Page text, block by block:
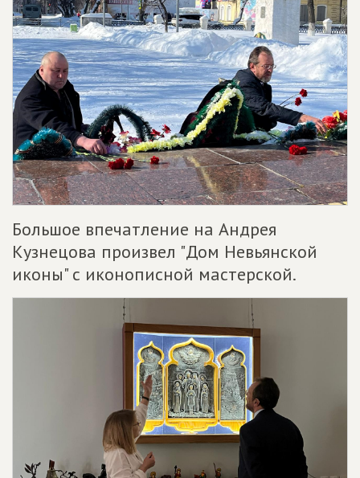
Большое впечатление на Андрея
Кузнецова произвел "Дом Невьянской
иконы" с иконописной мастерской.